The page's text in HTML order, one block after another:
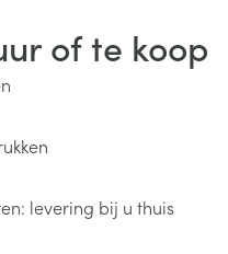
of te koop
levering bij u thuis